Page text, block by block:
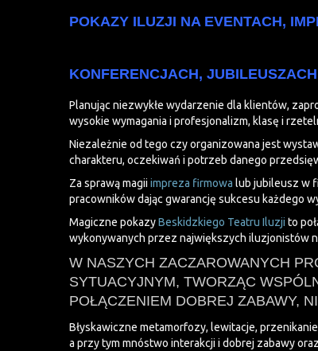
POKAZY ILUZJI NA EVENTACH,
KONFERENCJACH,
Planując niezwykłe wydarzenie dla klientów,
wysokie wymagania i profesjonalizm, klasę i
Niezależnie od tego czy organizowana jest
charakteru, oczekiwań i potrzeb danego
Za sprawą magii impreza firmowa lub jubileusz w
pracowników dając gwarancję sukcesu każdego
Magiczne pokazyBeskidzkiego Teatru Iluzji to
wykonywanych przez największych iluzjonistów
W NASZYCH ZACZAROWANYCH
SYTUACYJNYM, TWORZĄC
POŁĄCZENIEM DOBREJ ZABAWY,
Błyskawiczne metamorfozy, lewitacje,
a przy tym mnóstwo interakcji i dobrej zabawy